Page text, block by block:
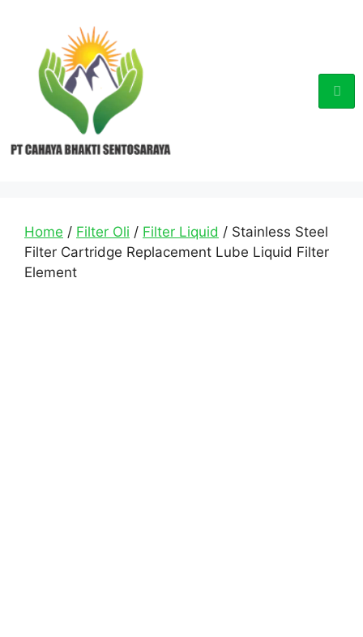
Home / Filter Oli / Filter Liquid / Stainless Steel
Filter Cartridge Replacement Lube Liquid Filter
Element